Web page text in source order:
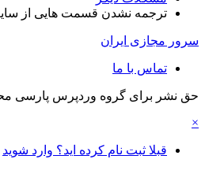
ترجمه نشدن قسمت هایی از
سرور مجازی ایران
تماس با ما
حق نشر برای گروه وردپرس پارسی
×
قبلا ثبت نام کرده اید؟ وارد شوید